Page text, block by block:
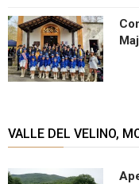
VALLE DEL VELINO,